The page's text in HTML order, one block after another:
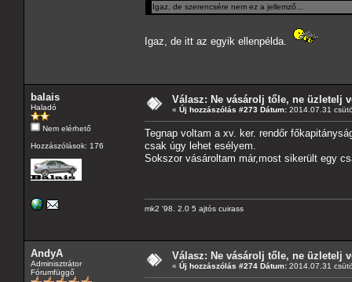
Igaz, de szerencsére nem ez a jellemző...
Igaz, de itt az egyik ellenpélda.
balais
Haladó
Nem elérhető
Hozzászólások: 176
Válasz: Ne vásárolj tőle, ne üzletelj
« Új hozzászólás #273 Dátum: 2014.07.31
Tegnap voltam a xv. ker. rendőr
csak úgy lehet esélyem.
Sokszor vásároltam már,most sikerült egy
mk2 '98. 2.0 5 ajtós cuirass
AndyA
Adminisztrátor
Fórumfüggő
Válasz: Ne vásárolj tőle, ne üzletelj
« Új hozzászólás #274 Dátum: 2014.07.31